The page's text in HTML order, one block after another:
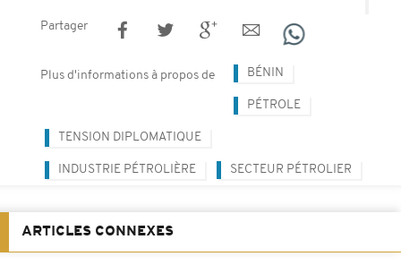
Partager
Plus d'informations à propos de BÉNIN
PÉTROLE
TENSION DIPLOMATIQUE
INDUSTRIE PÉTROLIÈRE SECTEUR PÉTROLIER
ARTICLES CONNEXES